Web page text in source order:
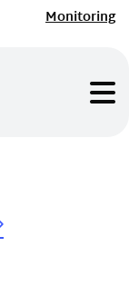
Monitoring